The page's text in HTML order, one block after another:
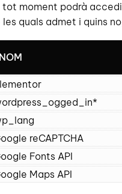
tot moment podrà
les quals admet i quins
NOM
reCAPTCHA
Fonts API
Maps API